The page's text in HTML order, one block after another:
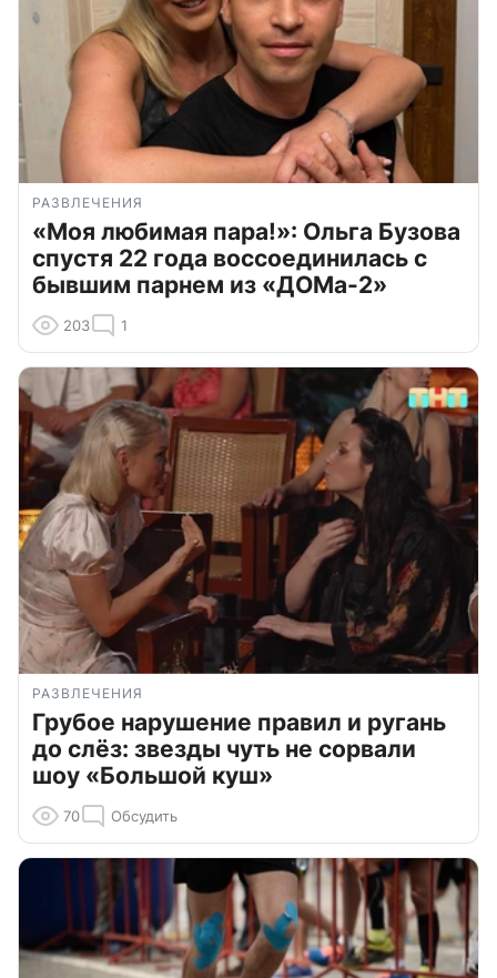
РАЗВЛЕЧЕНИЯ
«Моя любимая пара!»: Ольга Бузова
спустя 22 года воссоединилась с
бывшим парнем из «ДОМа-2»
203 1
РАЗВЛЕЧЕНИЯ
Грубое нарушение правил и ругань
до слёз: звезды чуть не сорвали
шоу «Большой куш»
70 Обсудить